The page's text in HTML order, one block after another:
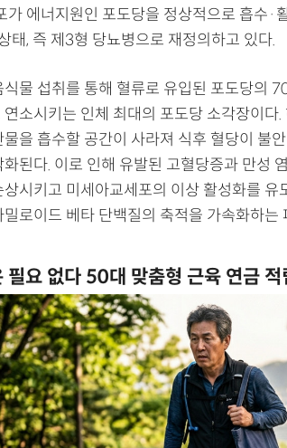
가 에너지원인 포도당을 정상적으로 흡수·
태, 즉 제3형 당뇨병으로 재정의하고 있다.
물 섭취를 통해 혈류로 유입된 포도당의
소시키는 인체 최대의 포도당 소각장이다
을 흡수할 공간이 사라져 식후 혈당이 불
된다. 이로 인해 유발된 고혈당증과 만성
시키고 미세아교세포의 이상 활성화를 유
로이드 베타 단백질의 축적을 가속화하는
필요 없다 50대 맞춤형 근육 연금 적